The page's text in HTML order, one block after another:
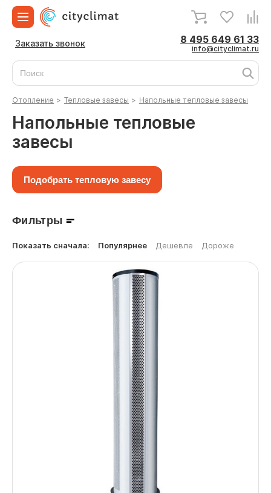
Заказать звонок 8 495 649 61 33
info@cityclimat.ru
Отопление > Тепловые завесы > Напольные тепловые завесы
Напольные тепловые
завесы
Подобрать тепловую завесу
Фильтры
Показать сначала: Популярнее Дешевле Дороже